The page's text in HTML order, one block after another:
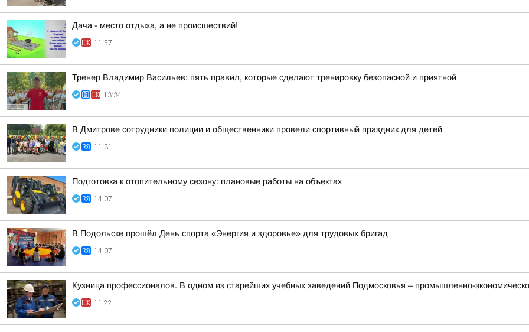
Дача - место отдыха, а не происшествий!
11:57
Тренер Владимир Васильев: пять правил, которые сделают тренировку безопасной и приятной
13:34
В Дмитрове сотрудники полиции и общественники провели спортивный праздник для детей
11:31
Подготовка к отопительному сезону: плановые работы на объектах
14:07
В Подольске прошёл День спорта «Энергия и здоровье» для трудовых бригад
14:07
Кузница профессионалов. В одном из старейших учебных заведений Подмосковья – промышленно-
11:22